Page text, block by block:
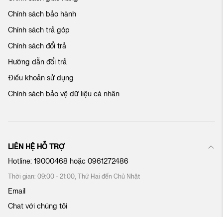
h
ú
g
t
i
Chính sách bảo hành
Chính sách trả góp
Chính sách đổi trả
Hướng dẫn đổi trả
Điều khoản sử dụng
Chính sách bảo vệ dữ liệu cá nhân
LIÊN HỆ HỖ TRỢ
Hotline: 19000468 hoặc 0961272486
Thời gian: 09:00 - 21:00, Thứ Hai đến Chủ Nhật
Email
Chat với chúng tôi